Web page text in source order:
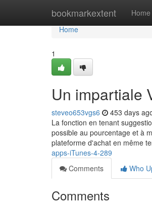
bookmarkextent Home
Home
Home
1
Un impartiale
steveo653vgs6 453 days
La fonction en tenant
possible au pourcentage et à
plateforme d'achat en même
apps-iTunes-4-289
Comments
Who
Comments